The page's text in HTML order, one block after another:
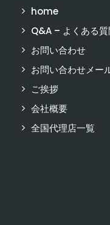
home
Q&A – よくある質
お問い合わせ
お問い合わせメー
ご挨拶
会社概要
全国代理店一覧